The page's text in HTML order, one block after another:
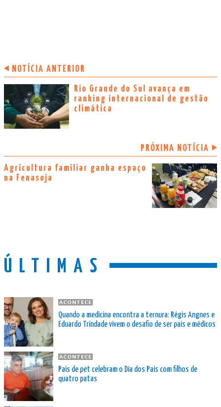
NOTÍCIA ANTERIOR
Rio Grande do Sul avança em
ranking internacional de gestão
climática
PRÓXIMA NOTÍCIA
Agricultura familiar ganha espaço
na Fenasoja
ÚLTIMAS
ACONTECE
Quando a medicina encontra a ternura: Régis Angnes e
Eduardo Trindade vivem o desafio de ser pais e médicos
ACONTECE
Pais de pet celebram o Dia dos Pais com filhos de
quatro patas